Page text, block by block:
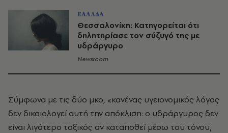
ΕΛΛΑΔΑ
Θεσσαλονίκη: Κατηγορείται ότι
δηλητηρίασε τον σύζυγό της με
υδράργυρο
Newsroom
Σύμφωνα με τις δύο μκο, «κανένας υγειονομικός λόγος
δεν δικαιολογεί αυτή την απόκλιση: ο υδράργυρος δεν
είναι λιγότερο τοξικός αν καταποθεί μέσω του τόνου,